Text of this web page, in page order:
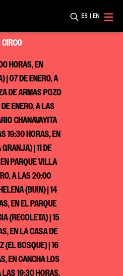
ES EN
CIRCO
HORAS, EN
| 07 DE ENERO, A
DE ARMAS POZO
ENERO, A LAS
CHANAVAYITA
19:30 HORAS, EN
| 11 DE
PARQUE VILLA
A LAS 20:00
(BUIN) | 14
EN EL PARQUE
(RECOLETA) | 15
EN LA CASA DE
(EL BOSQUE) | 16
EN CANCHA LOS
LAS 19:30 HORAS,